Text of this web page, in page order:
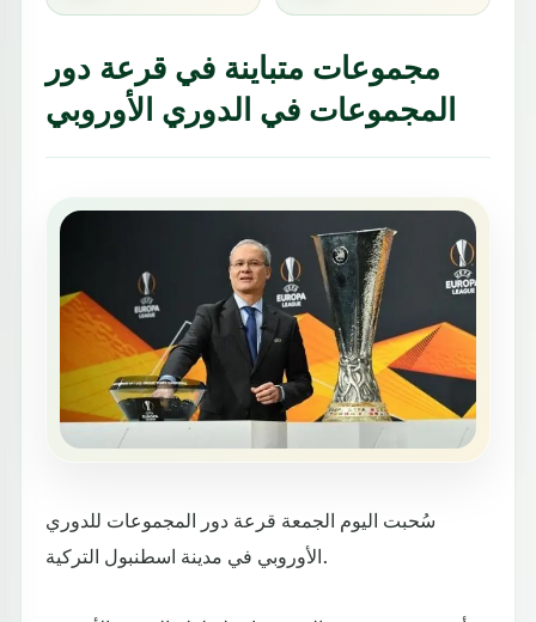
مجموعات متباينة في قرعة دور
سُحبت اليوم الجمعة قرعة دور المجموعات للدوري
الأوروبي في مدينة اسطنبول التركية.